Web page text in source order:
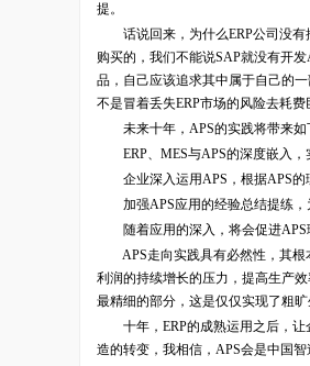
提。
话说回来，为什么ERP公司没有
购买的，我们不能说SAP就没有开
品，自己应该追求其中属于自己的
不是冒着丢失ERP市场的风险去耗费
未来十年，APS的实践将带来如
ERP、MES与APS的深度嵌入，
企业深入运用APS，根据APS的
加强APS应用的经验总结提练，
随着应用的深入，将会促进APS
APS走向实践具有必然性，其根
利润的持续增长的压力，提高生产
最精细的部分，这是仅仅实现了粗
十年，ERP的成熟运用之后，让
造的转变，我相信，APS会是中国智